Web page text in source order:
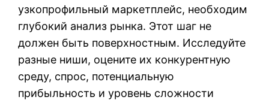
узкопрофильный маркетплейс, необходим
глубокий анализ рынка. Этот шаг не
должен быть поверхностным. Исследуйте
разные ниши, оцените их конкурентную
среду, спрос, потенциальную
прибыльность и уровень сложности